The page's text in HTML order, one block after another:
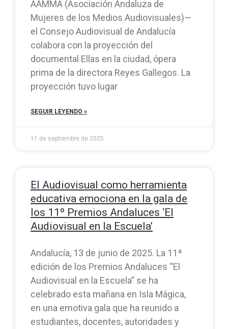
AAMMA (Asociación Andaluza de
Mujeres de los Medios Audiovisuales)—
el Consejo Audiovisual de Andalucía
colabora con la proyección del
documental Ellas en la ciudad, ópera
prima de la directora Reyes Gallegos. La
proyección tuvo lugar
SEGUIR LEYENDO »
11 de septiembre de 2025
El Audiovisual como herramienta
educativa emociona en la gala de
los 11º Premios Andaluces ‘El
Audiovisual en la Escuela’
Andalucía, 13 de junio de 2025. La 11ª
edición de los Premios Andaluces “El
Audiovisual en la Escuela” se ha
celebrado esta mañana en Isla Mágica,
en una emotiva gala que ha reunido a
estudiantes, docentes, autoridades y